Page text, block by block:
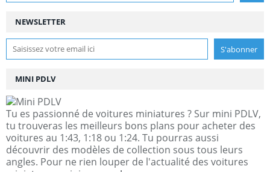
NEWSLETTER
MINI PDLV
Tu es passionné de voitures miniatures ? Sur mini PDLV,
tu trouveras les meilleurs bons plans pour acheter des
voitures au 1:43, 1:18 ou 1:24. Tu pourras aussi
découvrir des modèles de collection sous tous leurs
angles. Pour ne rien louper de l'actualité des voitures